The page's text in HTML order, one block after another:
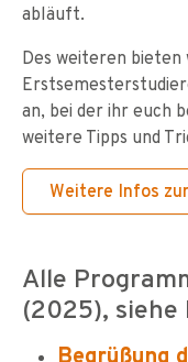
abläuft.
Des weiteren
an, bei der ihr euch
weitere Tipps und
Weitere Infos
Alle
(2025), siehe
Begrüßung